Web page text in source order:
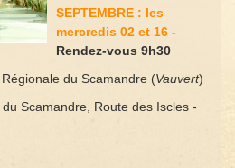
SEPTEMBRE : les
mercredis 02 et 16 -
Rendez-vous 9h30
du Scamandre (Vauvert)
Scamandre, Route des Iscles -